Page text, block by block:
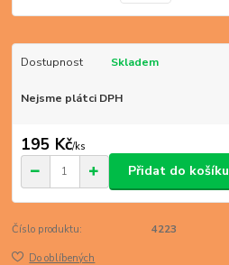
Dostupnost Skladem
Nejsme plátci DPH
195 Kč/ks
Přidat do košíku
Číslo produktu: 4223
Do oblíbených